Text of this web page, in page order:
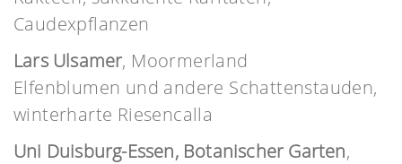
Caudexpflanzen
Lars Ulsamer, Moormerland
Elfenblumen und andere Schattenstauden,
winterharte Riesencalla
Uni Duisburg-Essen, Botanischer Garten,